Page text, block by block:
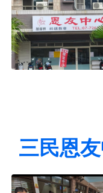
三民恩